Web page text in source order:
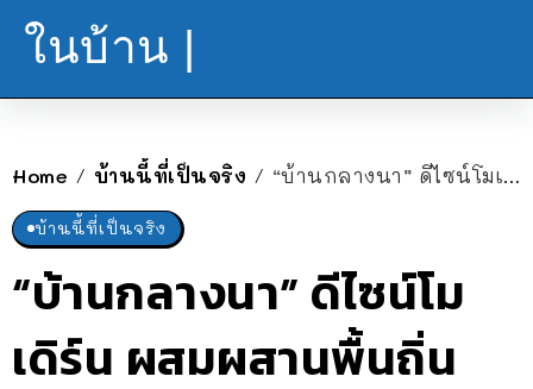
ในบ้าน |
Home / บ้านนี้ที่เป็นจริง / “บ้านกลางนา” ดีไซน์โมเดิร์น ผสมผสานพื้นถิ่น แวดล้อมไปด้วยธรรมชาติและทุ่งนา
บ้านนี้ที่เป็นจริง
“บ้านกลางนา” ดีไซน์โม
เดิร์น ผสมผสานพื้นถิ่น